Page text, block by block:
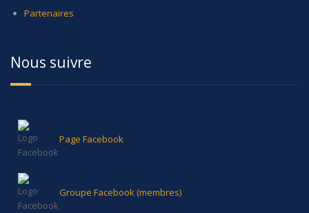
Partenaires
Nous suivre
Page Facebook
Groupe Facebook (membres)